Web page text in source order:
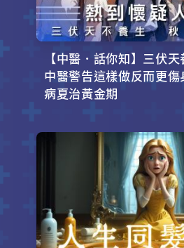
【中醫．話你知】三伏
中醫警告這樣做反而更
病夏治黃金期